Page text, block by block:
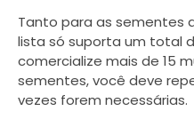
Tanto para as sementes
lista só suporta um total
comercialize mais de 15
sementes, você deve
vezes forem necessárias.